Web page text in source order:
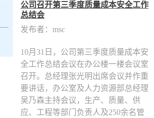
​公司召开第三季度质量成本安全工作
总结会
发布者：msc
10月31日，公司第三季度质量成本安
全工作总结会议在办公楼一楼会议室
召开。总经理张光明出席会议并作重
要讲话，办公室及人力资源部总经理
吴乃森主持会议，生产、质量、供
应、工程等部门负责人及250余名管